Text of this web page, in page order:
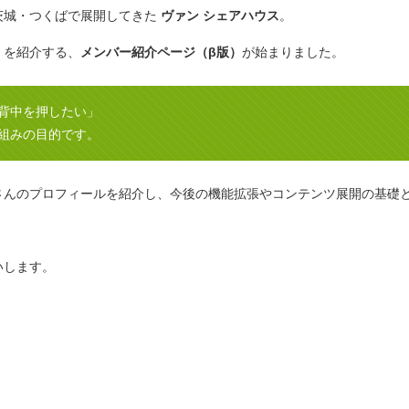
・つくばで展開してきた ヴァン シェアハウス。
紹介する、 メンバー紹介ページ（β版）が始まりました。
中を押したい」
みの目的です。
のプロフィールを紹介し、今後の機能拡張やコンテンツ展開の基礎
ます。